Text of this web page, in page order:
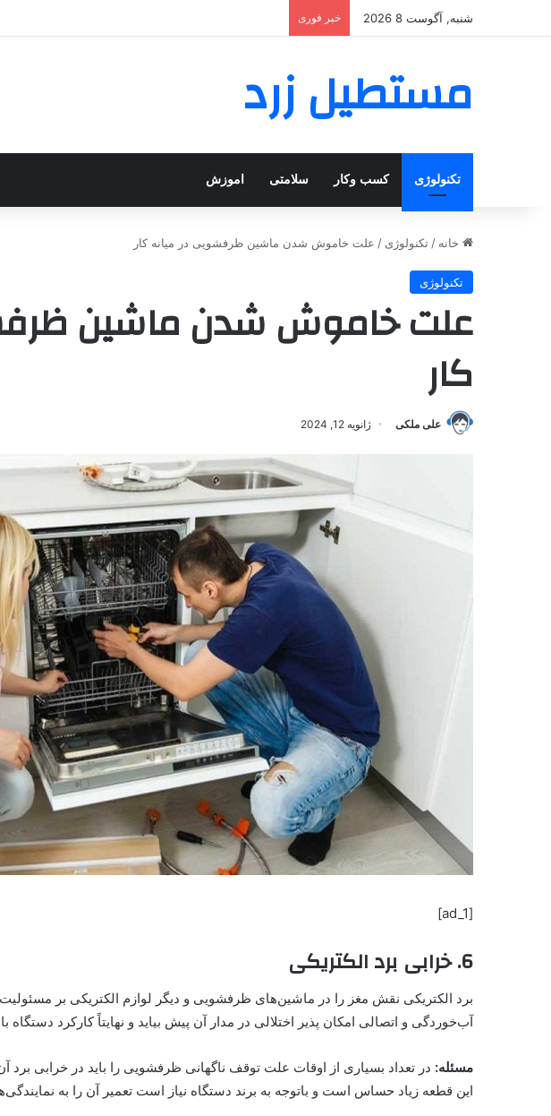
شنبه, آگوست 8 2026 خبر فوری
مستطیل زرد
تکنولوژی کسب وکار سلامتی اموزش
خانه / تکنولوژی / علت خاموش شدن ماشین ظرفشویی در میانه کار
تکنولوژی
علت خاموش شدن ماشین
کار
علی ملکی ژانویه 12, 2024
[ad_1]
6. خرابی برد الکتریکی
برد الکتریکی نقش مغز را در ماشین‌های ظرفشویی و دیگر لوازم الکتریکی بر مسئولیت
آب‌خوردگی و اتصالی امکان پذیر اختلالی در مدار آن پیش بیاید و نهایتاً کارکرد
مسئله: در تعداد بسیاری از اوقات علت توقف ناگهانی ظرفشویی را باید در خرابی
این قطعه زیاد حساس است و باتوجه به برند دستگاه نیاز است تعمیر آن را به